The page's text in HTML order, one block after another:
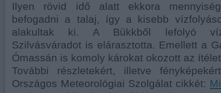
Ilyen rövid idő alatt ekkora
befogadni a talaj, így a kisebb
alakultak ki. A Bükkből lefolyó
Szilvásváradot is elárasztotta. Emellett a
Ómassán is komoly károkat okozott az
További részletekért, illetve
Országos Meteorológiai Szolgálat cikkét: